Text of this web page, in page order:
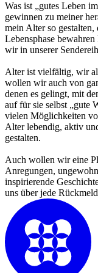
Was ist „gutes Leben
gewinnen zu meiner
mein Alter so gestalten,
Lebensphase
wir in unserer
Alter ist vielfältig, wir
wollen wir auch von
denen es gelingt, mit
auf für sie selbst „gute
vielen Möglichkeiten
Alter lebendig, aktiv
gestalten.
Auch wollen wir eine
Anregungen,
inspirierende
uns über jede